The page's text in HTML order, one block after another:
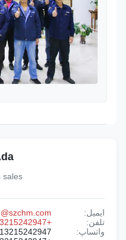
Ada
sales
ایمیل:
واتساپ:
8613215242947